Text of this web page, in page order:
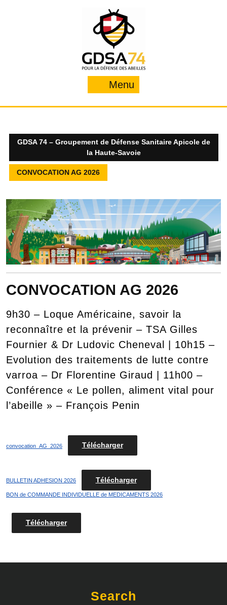
Menu
GDSA 74 – Groupement de Défense Sanitaire Apicole de
la Haute-Savoie
CONVOCATION AG 2026
CONVOCATION AG 2026
9h30 – Loque Américaine, savoir la
reconnaître et la prévenir – TSA Gilles
Fournier & Dr Ludovic Cheneval | 10h15 –
Evolution des traitements de lutte contre
varroa – Dr Florentine Giraud | 11h00 –
Conférence « Le pollen, aliment vital pour
l’abeille » – François Penin
convocation_AG_2026 Télécharger
BULLETIN ADHESION 2026 Télécharger
BON de COMMANDE INDIVIDUELLE de MEDICAMENTS 2026
Télécharger
Search